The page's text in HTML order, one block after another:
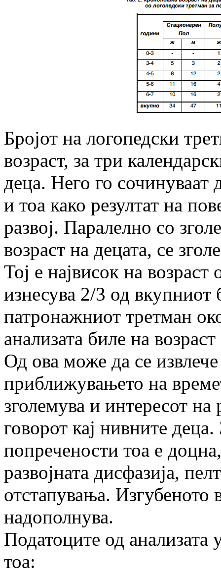
Бројот на логопедски
возраст, за три
деца. Него го сочинуваат
и тоа како резултат на
развој. Паралелно со
возраст на децата, се
Тој е највисок на
изнесува 2/3 од вкупниот
патронажниот третман
анализата биле на
Од ова може да се
приближувањето на
зголемува и интересот на
говорот кај нивните
попречености тоа е
развојната дисфазија,
отстапувања.
надополнува.
Податоците од анализата
тоа: